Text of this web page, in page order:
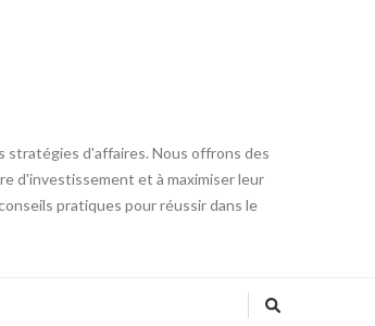
stratégies d'affaires. Nous offrons des
d'investissement et à maximiser leur
pratiques pour réussir dans le